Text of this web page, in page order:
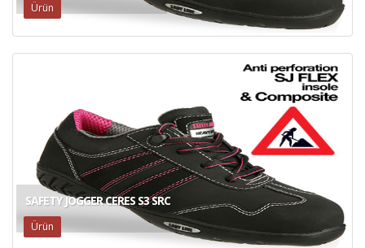
Ürün
SAFETY JOGGER CERES S3 SRC
Ürün